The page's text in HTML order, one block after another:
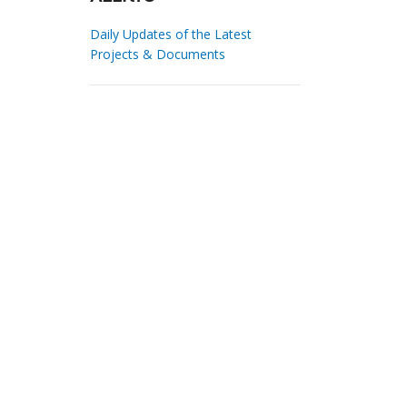
Daily Updates of the Latest
Projects & Documents